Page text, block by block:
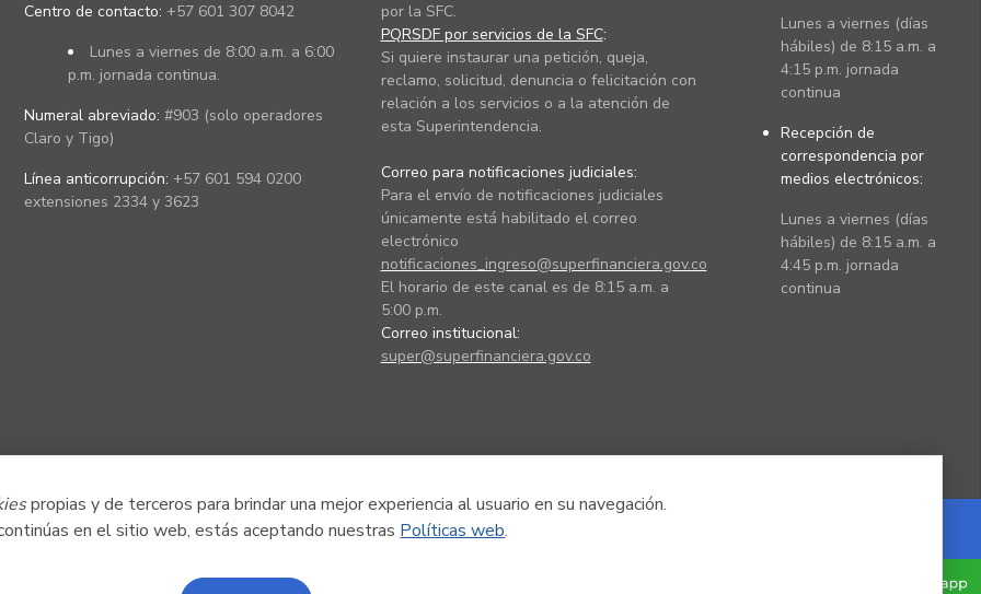
propias y de terceros para brindar una mejor experiencia al usuario en su navegación.
en el sitio web, estás aceptando nuestras Políticas web.
Centro de contacto: +57 601 307 8042
Lunes a viernes de 8:00 a.m. a 6:00
p.m. jornada continua.
Numeral abreviado: #903 (solo operadores
Claro y Tigo)
Línea anticorrupción: +57 601 594 0200
extensiones 2334 y 3623
por la SFC.
PQRSDF por servicios de la SFC:
Si quiere instaurar una petición, queja,
reclamo, solicitud, denuncia o felicitación con
relación a los servicios o a la atención de
esta Superintendencia.
Correo para notificaciones judiciales:
Para el envío de notificaciones judiciales
únicamente está habilitado el correo
electrónico
notificaciones_ingreso@superfinanciera.gov.co
El horario de este canal es de 8:15 a.m. a
5:00 p.m.
Correo institucional:
super@superfinanciera.gov.co
Lunes a viernes (días
hábiles) de 8:15 a.m. a
4:15 p.m. jornada
continua
Recepción de
correspondencia por
medios electrónicos:
Lunes a viernes (días
hábiles) de 8:15 a.m. a
4:45 p.m. jornada
continua
Powered by Nexura